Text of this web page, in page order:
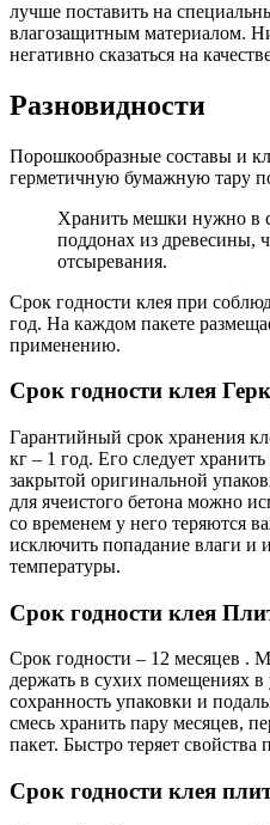
лучше поставить на
влагозащитным материалом.
негативно сказаться на
Разновидности
Порошкообразные составы и
герметичную бумажную тару
Хранить мешки нужно в
поддонах из древесины,
отсыревания.
Срок годности клея при
год. На каждом пакете
применению.
Срок годности клея
Гарантийный срок хранения
кг – 1 год. Его следует
закрытой оригинальной
для ячеистого бетона можно
со временем у него теряются
исключить попадание влаги и
температуры.
Срок годности клея
Срок годности – 12 месяцев
держать в сухих помещениях
сохранность упаковки и
смесь хранить пару месяцев,
пакет. Быстро теряет
Срок годности клея